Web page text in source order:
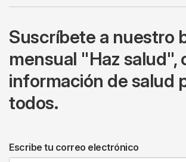
Suscríbete a nuestro
mensual "Haz salud",
información de salud
todos.
Escribe tu correo electrónico